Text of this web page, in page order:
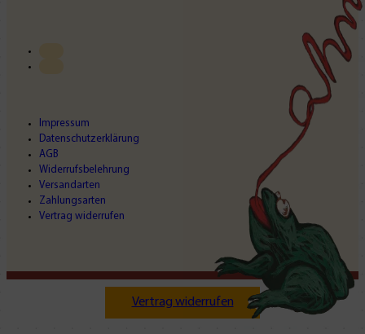
Impressum
Datenschutzerklärung
AGB
Widerrufsbelehrung
Versandarten
Zahlungsarten
Vertrag widerrufen
Vertrag widerrufen